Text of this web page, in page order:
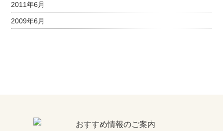
2011年6月
2009年6月